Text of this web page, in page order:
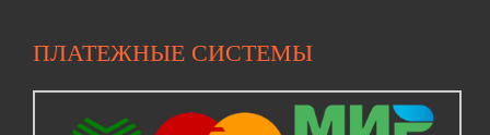
ПЛАТЕЖНЫЕ СИСТЕМЫ